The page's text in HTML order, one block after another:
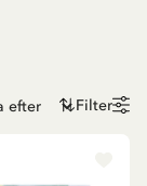
Filter